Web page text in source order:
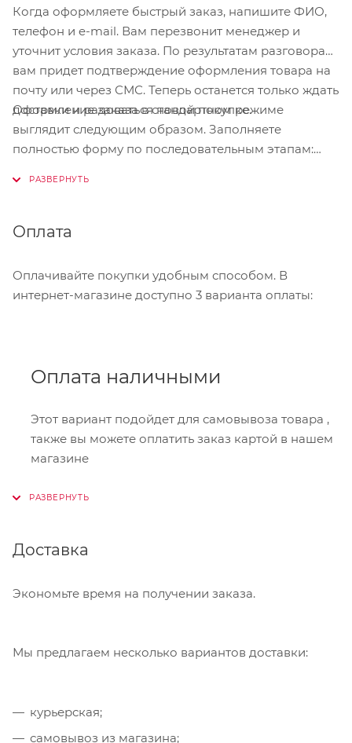
Когда оформляете быстрый заказ, напишите ФИО,
телефон и e-mail. Вам перезвонит менеджер и
уточнит условия заказа. По результатам разговора
вам придет подтверждение оформления товара на
почту или через СМС. Теперь останется только ждать
доставки и радоваться новой покупке.
Оформление заказа в стандартном режиме
выглядит следующим образом. Заполняете
полностью форму по последовательным этапам:
Нажмите кнопку «Оформить заказ».
Оплата
Оплачивайте покупки удобным способом. В
интернет-магазине доступно 3 варианта оплаты:
Оплата наличными
Этот вариант подойдет для самовывоза товара ,
также вы можете оплатить заказ картой в нашем
магазине
Онлайн-оплата
При оформлении заказа в корзине вы можете
принимаем карты Visa,Master Card, МИР. Оплата
Также Вы можете оплатить товар, выбрав способ
"Банковский перевод", при этом будет
Доставка
Экономьте время на получении заказа.
Мы предлагаем несколько вариантов доставки:
курьерская;
самовывоз из магазина;